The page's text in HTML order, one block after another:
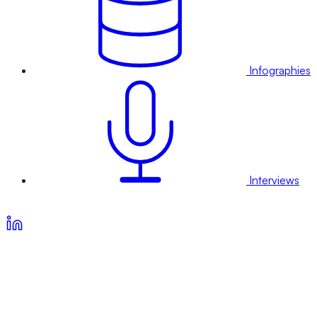
Infographies
Interviews